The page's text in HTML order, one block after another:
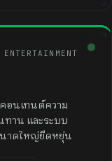
●
อนเทนต์ความ
ทาน และระบบ
าดใหญ่ยืดหยุ่น